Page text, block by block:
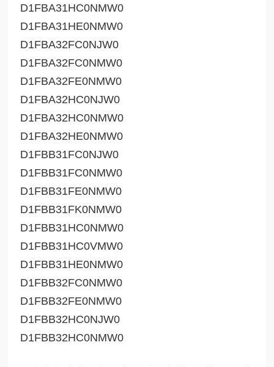
D1FBA31HC0NMW0
D1FBA31HE0NMW0
D1FBA32FC0NJW0
D1FBA32FC0NMW0
D1FBA32FE0NMW0
D1FBA32HC0NJW0
D1FBA32HC0NMW0
D1FBA32HE0NMW0
D1FBB31FC0NJW0
D1FBB31FC0NMW0
D1FBB31FE0NMW0
D1FBB31FK0NMW0
D1FBB31HC0NMW0
D1FBB31HC0VMW0
D1FBB31HE0NMW0
D1FBB32FC0NMW0
D1FBB32FE0NMW0
D1FBB32HC0NJW0
D1FBB32HC0NMW0